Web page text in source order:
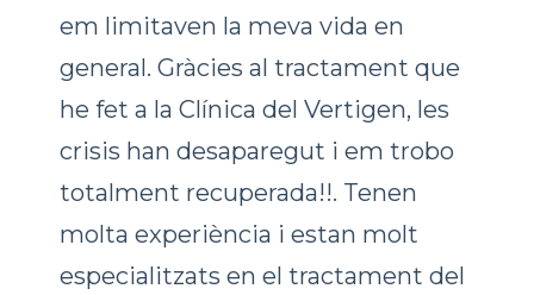
em limitaven la meva vida en
general. Gràcies al tractament que
he fet a la Clínica del Vertigen, les
crisis han desaparegut i em trobo
totalment recuperada!!. Tenen
molta experiència i estan molt
especialitzats en el tractament del